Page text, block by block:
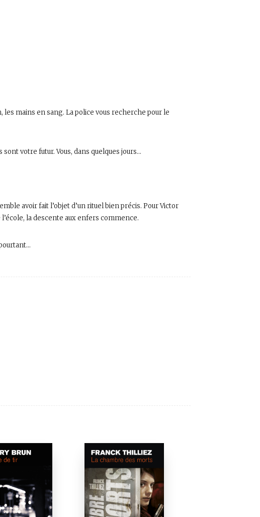
les mains en sang. La police vous recherche pour le
votre futur. Vous, dans quelques jours…
avoir fait l’objet d’un rituel bien précis. Pour Victor
la descente aux enfers commence.